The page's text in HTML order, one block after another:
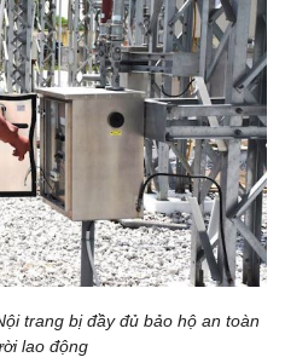
trang bị đầy đủ bảo hộ an toàn
lao động